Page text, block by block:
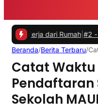
dari Rumah |#2 -Masalah
Beranda/Berita Terbaru/
Catat
Pendaftaran
Sekolah